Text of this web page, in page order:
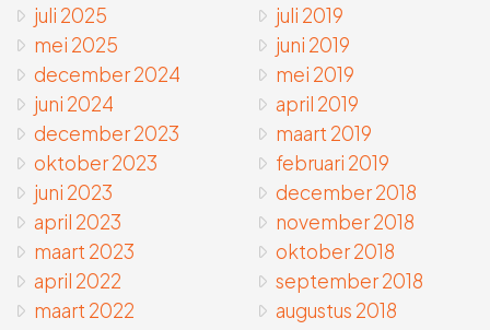
juli 2025
mei 2025
december 2024
juni 2024
december 2023
oktober 2023
juni 2023
april 2023
maart 2023
april 2022
maart 2022
juli 2019
juni 2019
mei 2019
april 2019
maart 2019
februari 2019
december 2018
november 2018
oktober 2018
september 2018
augustus 2018